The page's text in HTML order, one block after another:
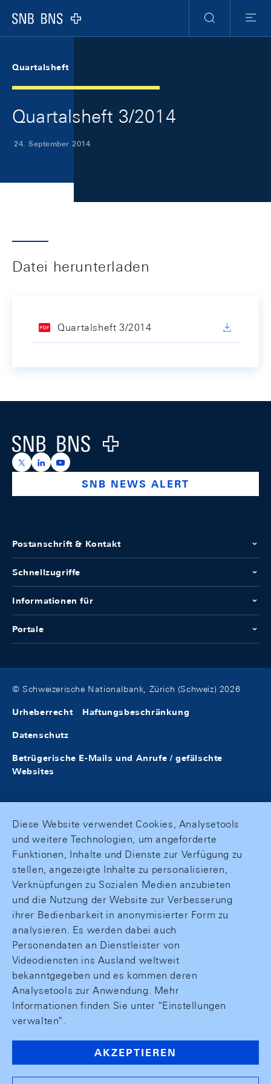
Logo
Suche
Menu
Quartalsheft
Quartalsheft 3/2014
24. September 2014
Datei herunterladen
Quartalsheft 3/2014
Logo
https://x.com/snb_bns
https://ch.linkedin.com/company/swiss-national-
https://www.youtube.com/@swissnationalbank
SNB NEWS ALERT
Postanschrift & Kontakt
Schnellzugriffe
Informationen für
Portale
© Schweizerische Nationalbank, Zürich (Schweiz) 2026
Urheberrecht Haftungsbeschränkung
Datenschutz
Betrügerische E-Mails und Anrufe / gefälschte
Websites
Diese Website verwendet Cookies, Analysetools
und weitere Technologien, um angeforderte
Funktionen, Inhalte und Dienste zur Verfügung zu
stellen, angezeigte Inhalte zu personalisieren,
Verknüpfungen zu Sozialen Medien anzubieten
und die Nutzung der Website zur Verbesserung
ihrer Bedienbarkeit in anonymisierter Form zu
analysieren. Es werden dabei auch
Personendaten an Dienstleister von
Videodiensten ins Ausland weltweit
bekanntgegeben und es kommen deren
Analysetools zur Anwendung. Mehr
Informationen finden Sie unter "Einstellungen
verwalten".
AKZEPTIEREN